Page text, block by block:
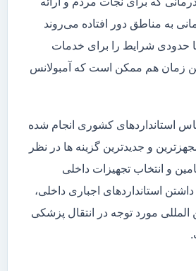
به مناطق دور افتاده می‌روند
تا حدودی شرایط را برای خدمات
زمان هم ممکن است که آمبولانس
استانداردهای کشوری انجام شده
و جدیدترین گزینه ها در نظر
و انتخاب تجهیزات داخلی
داشتن استانداردهای اجباری داخلی،
المللی مورد توجه در انتقال پزشکی